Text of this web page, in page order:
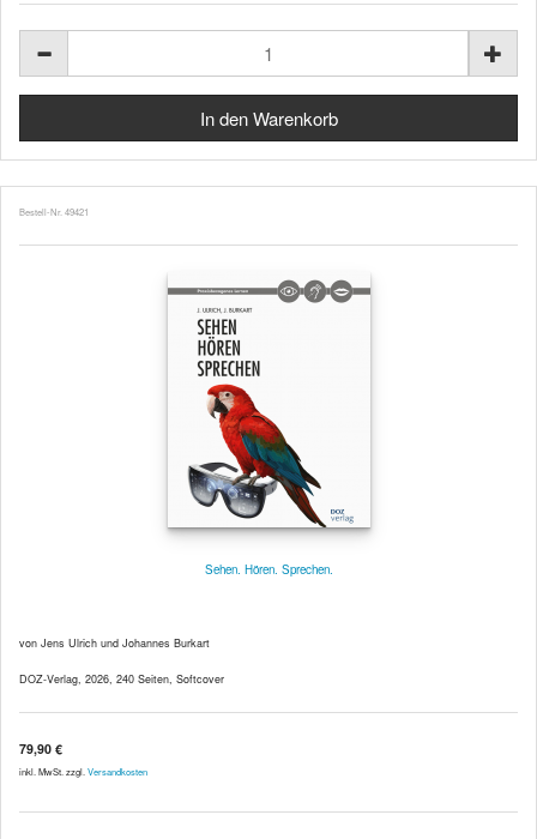
Bestell-Nr. 49421
Sehen. Hören. Sprechen.
von Jens Ulrich und Johannes Burkart
DOZ-Verlag, 2026, 240 Seiten, Softcover
79,90 €
inkl. MwSt. zzgl. Versandkosten